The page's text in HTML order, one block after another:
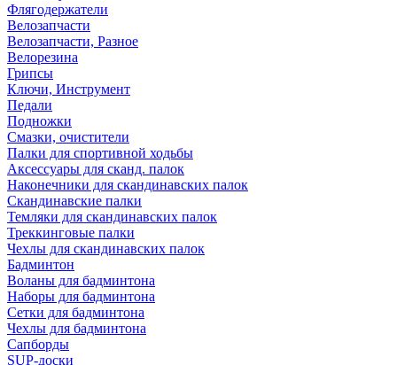
Флягодержатели
Велозапчасти
Велозапчасти, Разное
Велорезина
Грипсы
Ключи, Инструмент
Педали
Подножки
Смазки, очистители
Палки для спортивной ходьбы
Аксессуары для сканд. палок
Наконечники для скандинавских палок
Скандинавские палки
Темляки для скандинавских палок
Треккинговые палки
Чехлы для скандинавских палок
Бадминтон
Воланы для бадминтона
Наборы для бадминтона
Сетки для бадминтона
Чехлы для бадминтона
Сапборды
SUP-доски